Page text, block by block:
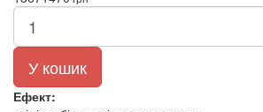
У кошик
Ефект: